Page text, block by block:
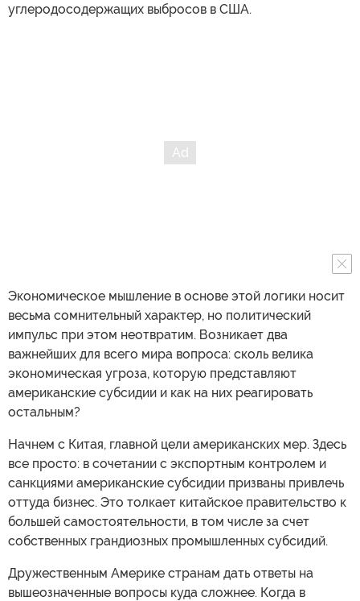
углеродосодержащих выбросов в США.
Экономическое мышление в основе этой логики носит
весьма сомнительный характер, но политический
импульс при этом неотвратим. Возникает два
важнейших для всего мира вопроса: сколь велика
экономическая угроза, которую представляют
американские субсидии и как на них реагировать
остальным?
Начнем с Китая, главной цели американских мер. Здесь
все просто: в сочетании с экспортным контролем и
санкциями американские субсидии призваны привлечь
оттуда бизнес. Это толкает китайское правительство к
большей самостоятельности, в том числе за счет
собственных грандиозных промышленных субсидий.
Дружественным Америке странам дать ответы на
вышеозначенные вопросы куда сложнее. Когда в